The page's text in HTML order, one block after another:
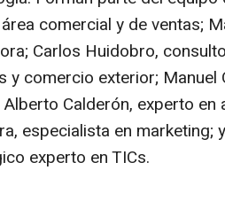
comercial y de ventas;
Carlos Huidobro,
y comercio exterior; Manuel
Calderón, experto en
especialista en marketing;
experto en TICs.